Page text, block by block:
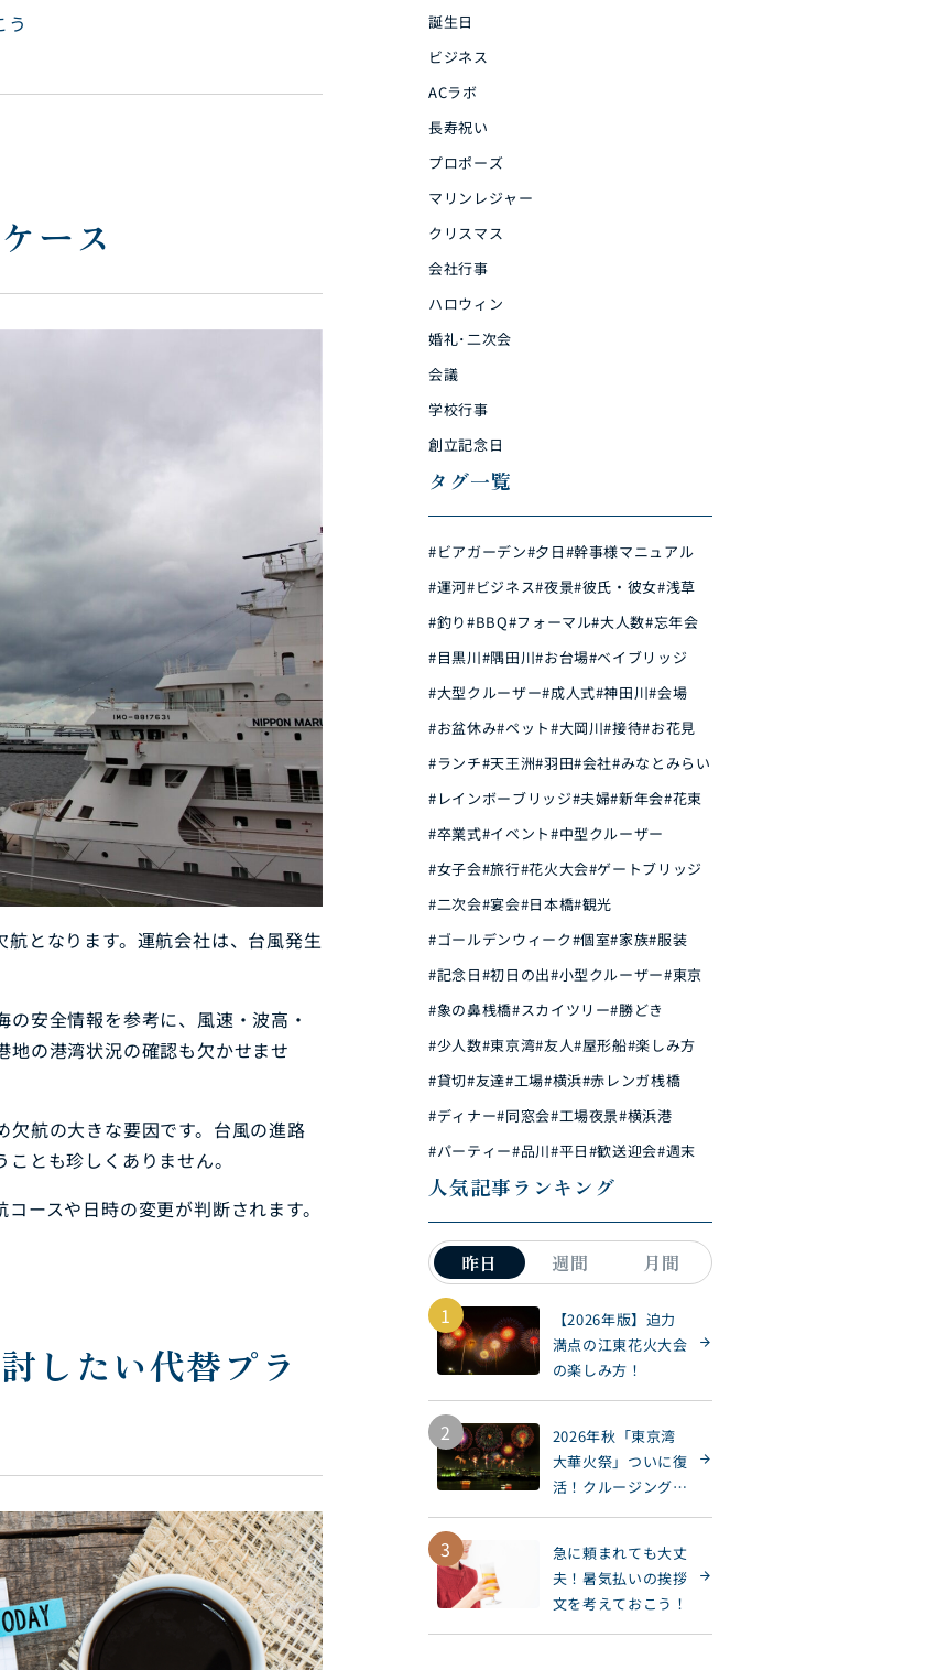
う
ース
となります。運航会社は、台風発生
安全情報を参考に、風速・波高・
地の港湾状況の確認も欠かせませ
航の大きな要因です。台風の進路
とも珍しくありません。
ースや日時の変更が判断されます。
したい代替プラ
誕生日
ビジネス
ACラボ
長寿祝い
プロポーズ
マリンレジャー
クリスマス
会社行事
ハロウィン
婚礼･二次会
会議
学校行事
創立記念日
タグ一覧
#ビアガーデン#夕日#幹事様マニュアル
#運河#ビジネス#夜景#彼氏・彼女#浅草
#釣り#BBQ#フォーマル#大人数#忘年会
#目黒川#隅田川#お台場#ベイブリッジ
#大型クルーザー#成人式#神田川#会場
#お盆休み#ペット#大岡川#接待#お花見
#ランチ#天王洲#羽田#会社#みなとみらい
#レインボーブリッジ#夫婦#新年会#花束
#卒業式#イベント#中型クルーザー
#女子会#旅行#花火大会#ゲートブリッジ
#二次会#宴会#日本橋#観光
#ゴールデンウィーク#個室#家族#服装
#記念日#初日の出#小型クルーザー#東京
#象の鼻桟橋#スカイツリー#勝どき
#少人数#東京湾#友人#屋形船#楽しみ方
#貸切#友達#工場#横浜#赤レンガ桟橋
#ディナー#同窓会#工場夜景#横浜港
#パーティー#品川#平日#歓送迎会#週末
人気記事ランキング
昨日 週間
月間
1
【2026年版】迫力
満点の江東花火大会
の楽しみ方！
2
2026年秋「東京湾
大華火祭」ついに復
活！クルージングで
楽しもう
3
急に頼まれても大丈
夫！暑気払いの挨拶
文を考えておこう！